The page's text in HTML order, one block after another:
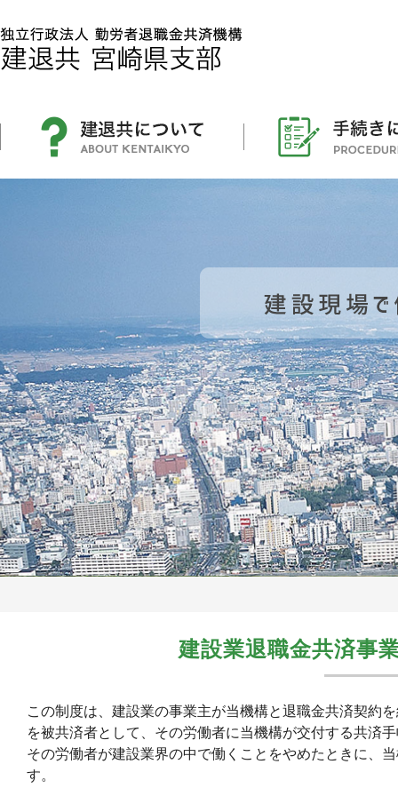
建設業退職金共済事
この制度は、建設業の事業主が当機構と退職金共済契約
を被共済者として、その労働者に当機構が交付する共済
その労働者が建設業界の中で働くことをやめたときに、
す。